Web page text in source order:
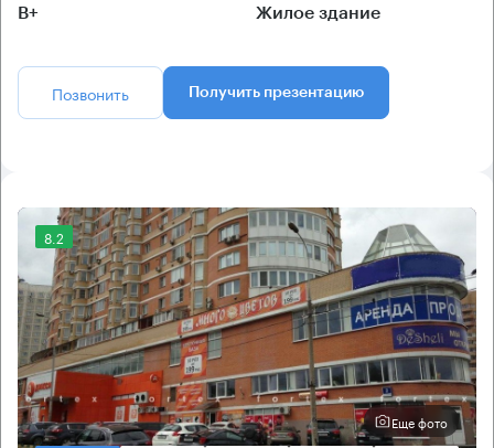
B+ Жилое здание
Позвонить Получить презентацию
8.2
Еще фото